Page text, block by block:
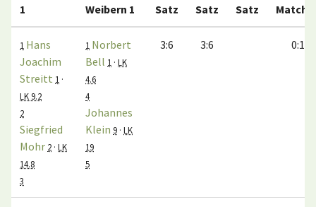
1
Weibern 1
Satz
Satz
Satz
1 Hans
Joachim
Streitt 1 ·
LK 9.2
2
Siegfried
Mohr 2 · LK
14.8
3
1 Norbert
Bell 1 · LK
4.6
4
Johannes
Klein 9 · LK
19
5
3:6 3:6 0:1